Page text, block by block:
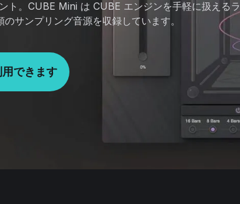
ト。CUBE Mini は CUBE エンジンを手軽に扱えるラ
サンプリング音源を収録しています。
できます